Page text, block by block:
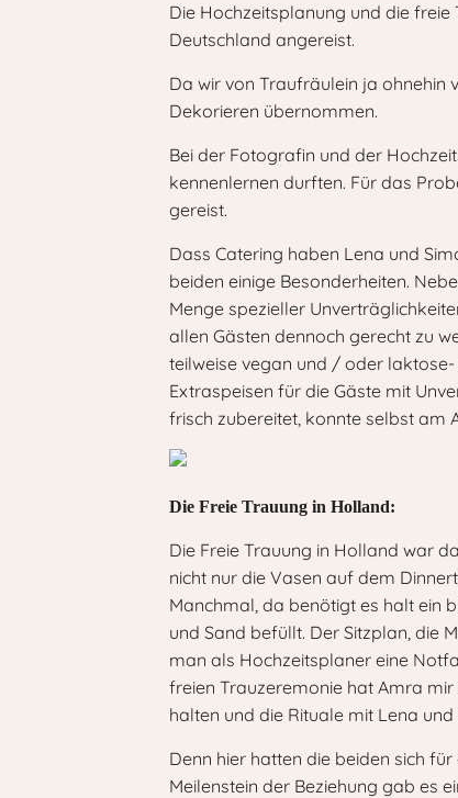
Die Hochzeitsplanung und die
Deutschland angereist.
Da wir von Traufräulein ja ohnehin
Dekorieren übernommen.
Bei der Fotografin und der
kennenlernen durften. Für das
gereist.
Dass Catering haben Lena und
beiden einige Besonderheiten.
Menge spezieller
allen Gästen dennoch gerecht zu
teilweise vegan und / oder
Extraspeisen für die Gäste mit
frisch zubereitet, konnte selbst am
Die Freie Trauung in Holland:
Die Freie Trauung in Holland war
nicht nur die Vasen auf dem
Manchmal, da benötigt es halt ein
und Sand befüllt. Der Sitzplan, die
man als Hochzeitsplaner eine
freien Trauzeremonie hat Amra
halten und die Rituale mit Lena
Denn hier hatten die beiden sich
Meilenstein der Beziehung gab es